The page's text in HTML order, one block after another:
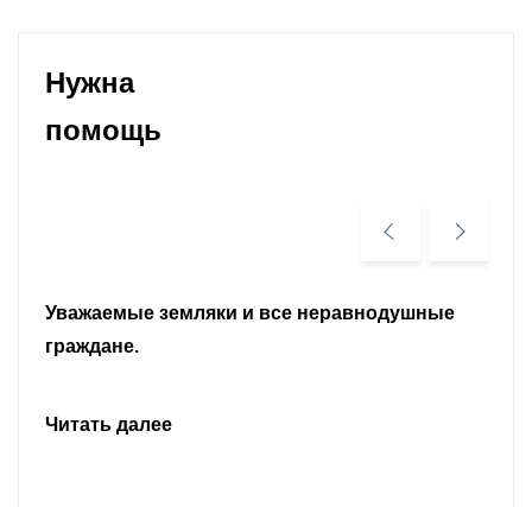
Нужна
помощь
Уважаемые земляки и все неравнодушные
граждане.
Читать далее